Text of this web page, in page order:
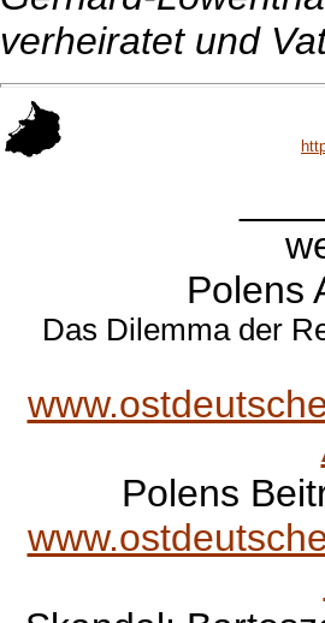
verheiratet und
Polens
Das Dilemma der
Polens